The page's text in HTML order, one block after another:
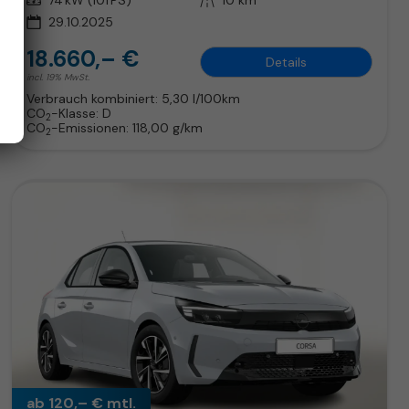
29.10.2025
18.660,– €
incl. 19% MwSt.
Details
Verbrauch kombiniert: 5,30 l/100km
CO2-Klasse: D
CO2-Emissionen:118,00 g/km
ab 120,– € mtl.